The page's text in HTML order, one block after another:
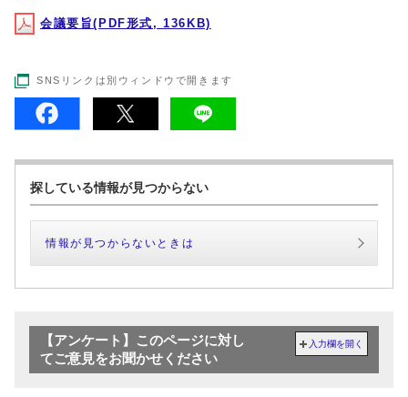
会議要旨(PDF形式, 136KB)
SNSリンクは別ウィンドウで開きます
探している情報が見つからない
情報が見つからないときは
【アンケート】このページに対し
てご意見をお聞かせください
入力欄を開く